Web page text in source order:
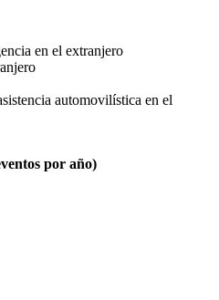
en el extranjero
automovilística en el
por año)